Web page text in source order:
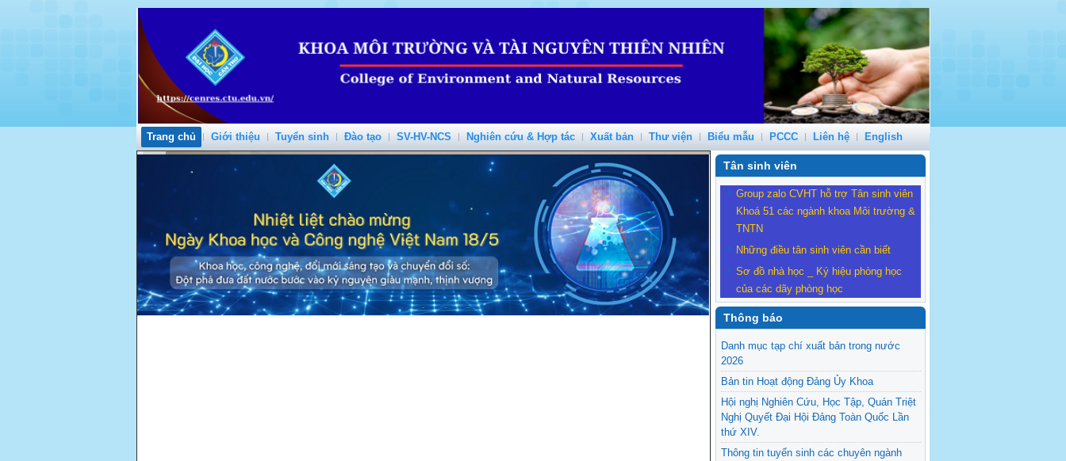
Trang chủ Giới thiệu Tuyển sinh Đào tạo SV-HV-NCS Nghiên cứu & Hợp tác Xuất bản Thư viện Biểu mẫu PCCC Liên hệ English
Tân sinh viên
Group zalo CVHT hỗ trợ Tân sinh viên
Khoá 51 các ngành khoa Môi trường &
TNTN
Những điều tân sinh viên cần biết
Sơ đồ nhà học _ Ký hiệu phòng học
của các dãy phòng học
Thông báo
Danh mục tạp chí xuất bản trong nước
2026
Bản tin Hoạt động Đảng Ủy Khoa
Hội nghị Nghiên Cứu, Học Tập, Quán Triệt
Nghị Quyết Đại Hội Đảng Toàn Quốc Lần
thứ XIV.
Thông tin tuyển sinh các chuyên ngành